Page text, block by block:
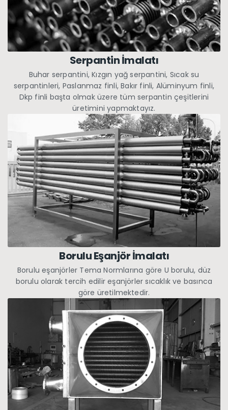
Serpantin İmalatı
Buhar serpantini, Kızgın yağ serpantini, Sıcak su
serpantinleri, Paslanmaz finli, Bakır finli, Alüminyum finli,
Dkp finli başta olmak üzere tüm serpantin çeşitlerini
üretimini yapmaktayız.
Borulu Eşanjör İmalatı
Borulu eşanjörler Tema Normlarına göre U borulu, düz
borulu olarak tercih edilir eşanjörler sıcaklık ve basınca
göre üretilmektedir.